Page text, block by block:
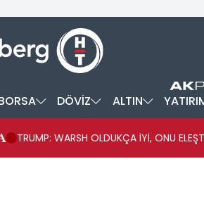
DÖVİZ ALTIN
TRUMP: WARSH OLDUKÇA İYİ, ONU